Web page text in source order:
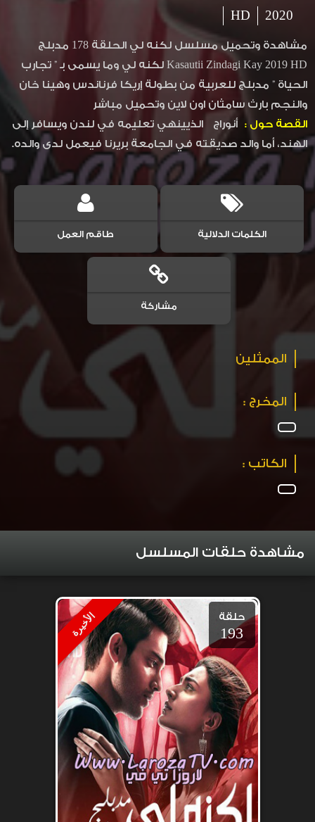
2020
HD
مشاهدة وتحميل مسلسل لكنه لي الحلقة 178 مدبلج
Kasautii Zindagi Kay 2019 HD لكنه لي وما يسمى بـ ” تجارب
الحياة ” مدبلج للعربية من بطولة إريكا فرناندس وهينا خان
والنجم بارث سامثان اون لاين وتحميل مباشر
القصة حول : أنوراج الذيينهي تعليمه في لندن ويسافر إلى
الهند، أما والد صديقته في الجامعة بريرنا فيعمل لدى والده.
الكلمات الدلالية طاقم العمل
مشاركة
الممثلين
المخرج :
الكاتب :
مشاهدة حلقات المسلسل
الأخيرة حلقة
193